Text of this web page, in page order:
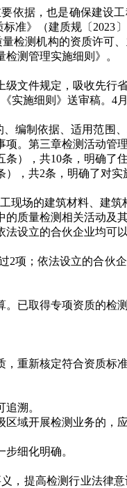
据，也是确保建设工
准》（建质规〔2023
检测机构的资质许可
测管理实施细则》。
件规定，吸收先行
施细则》送审稿。4
制依据、适用范围
。第三章检测活动管
），共10条，明确了
，共2条，明确了对实
场的建筑材料、建筑
质量检测相关活动及其
立的合伙企业均可
；依法设立的合伙
取得专项资质的检
新核定符合资质标
溯。
开展检测业务的，
细化明确。
提高检测行业法律